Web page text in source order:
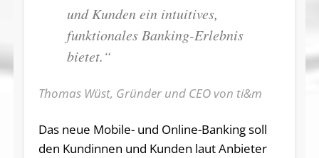
und Kunden ein intuitives,
funktionales Banking-Erlebnis
bietet.“
Thomas Wüst, Gründer und CEO von ti&m
Das neue Mobile- und Online-Banking soll
den Kundinnen und Kunden laut Anbieter